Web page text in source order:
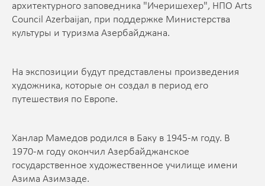
архитектурного заповедника "Ичеришехер", НПО Arts
Council Azerbaijan, при поддержке Министерства
культуры и туризма Азербайджана.
На экспозиции будут представлены произведения
художника, которые он создал в период его
путешествия по Европе.
Ханлар Мамедов родился в Баку в 1945-м году. В
1970-м году окончил Азербайджанское
государственное художественное училище имени
Азима Азимзаде.